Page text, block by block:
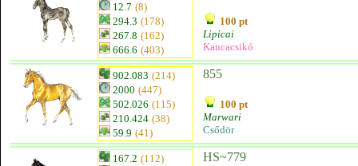
12.7 (8)
294.3 (178)
267.8 (162)
666.6 (403)
100 pt
Lipicai
Kancacsikó
902.083 (214)
2000 (447)
502.026 (115)
210.424 (38)
59.9 (41)
855
100 pt
Marwari
Csődör
167.2 (112)
HS~779